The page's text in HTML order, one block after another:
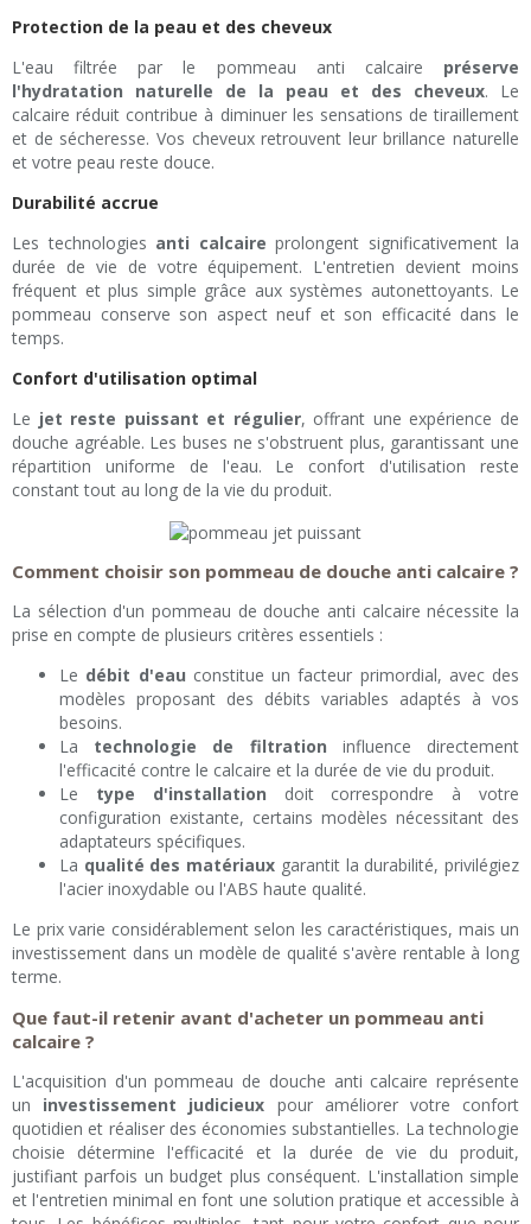
Protection de la peau et des cheveux
L'eau filtrée par le pommeau anti calcaire préserve
l'hydratation naturelle de la peau et des cheveux. Le
calcaire réduit contribue à diminuer les sensations de tiraillement
et de sécheresse. Vos cheveux retrouvent leur brillance naturelle
et votre peau reste douce.
Durabilité accrue
Les technologies anti calcaire prolongent significativement la
durée de vie de votre équipement. L'entretien devient moins
fréquent et plus simple grâce aux systèmes autonettoyants. Le
pommeau conserve son aspect neuf et son efficacité dans le
temps.
Confort d'utilisation optimal
Le jet reste puissant et régulier, offrant une expérience de
douche agréable. Les buses ne s'obstruent plus, garantissant une
répartition uniforme de l'eau. Le confort d'utilisation reste
constant tout au long de la vie du produit.
Comment choisir son pommeau de douche anti calcaire ?
La sélection d'un pommeau de douche anti calcaire nécessite la
prise en compte de plusieurs critères essentiels :
Le débit d'eau constitue un facteur primordial, avec des
modèles proposant des débits variables adaptés à vos
besoins.
La technologie de filtration influence directement
l'efficacité contre le calcaire et la durée de vie du produit.
Le type d'installation doit correspondre à votre
configuration existante, certains modèles nécessitant des
adaptateurs spécifiques.
La qualité des matériaux garantit la durabilité, privilégiez
l'acier inoxydable ou l'ABS haute qualité.
Le prix varie considérablement selon les caractéristiques, mais un
investissement dans un modèle de qualité s'avère rentable à long
terme.
Que faut-il retenir avant d'acheter un pommeau anti
calcaire ?
L'acquisition d'un pommeau de douche anti calcaire représente
un investissement judicieux pour améliorer votre confort
quotidien et réaliser des économies substantielles. La technologie
choisie détermine l'efficacité et la durée de vie du produit,
justifiant parfois un budget plus conséquent. L'installation simple
et l'entretien minimal en font une solution pratique et accessible à